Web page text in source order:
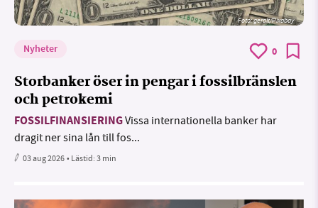
Foto:geralt/Pixabay
Nyheter 0
Storbanker öser in pengar i fossilbränslen
och petrokemi
FOSSILFINANSIERINGVissa internationella banker har
dragit ner sina lån till fos...
03 aug 2026• Lästid:3 min